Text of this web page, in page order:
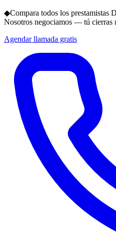
◆Compara todos los prestamistas
Nosotros negociamos — tú cierras
Agendar llamada gratis